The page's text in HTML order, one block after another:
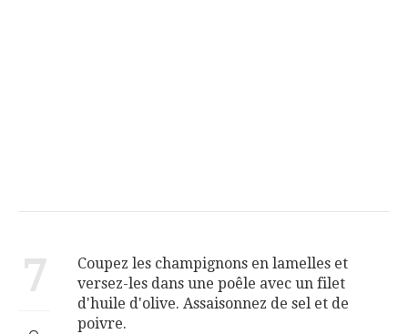
7
Coupez les champignons en lamelles et
versez-les dans une poêle avec un filet
d'huile d'olive. Assaisonnez de sel et de
poivre.